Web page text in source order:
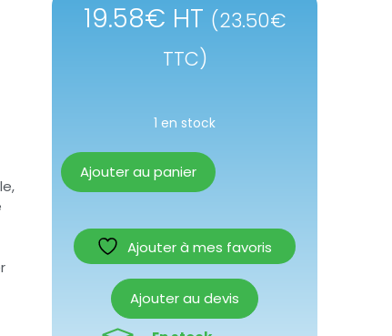
19.58€ HT (23.50€
TTC)
1 en stock
Ajouter au panier
Ajouter à mes favoris
Ajouter au devis